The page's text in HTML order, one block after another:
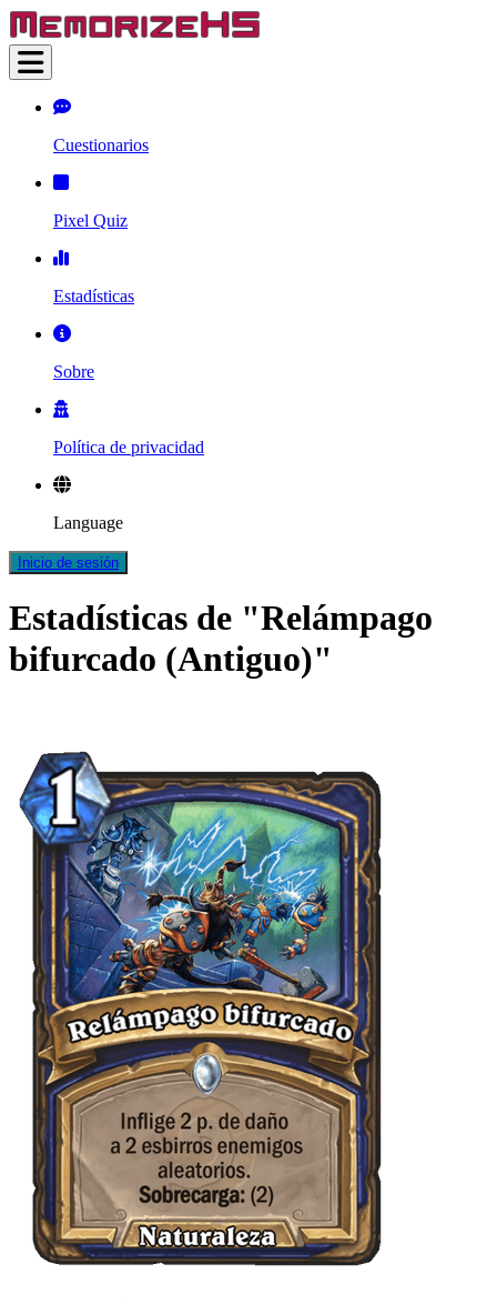
Cuestionarios
Pixel Quiz
Estadísticas
Sobre
Política de privacidad
Language
Inicio de sesión
Estadísticas de "Relámpago
bifurcado (Antiguo)"